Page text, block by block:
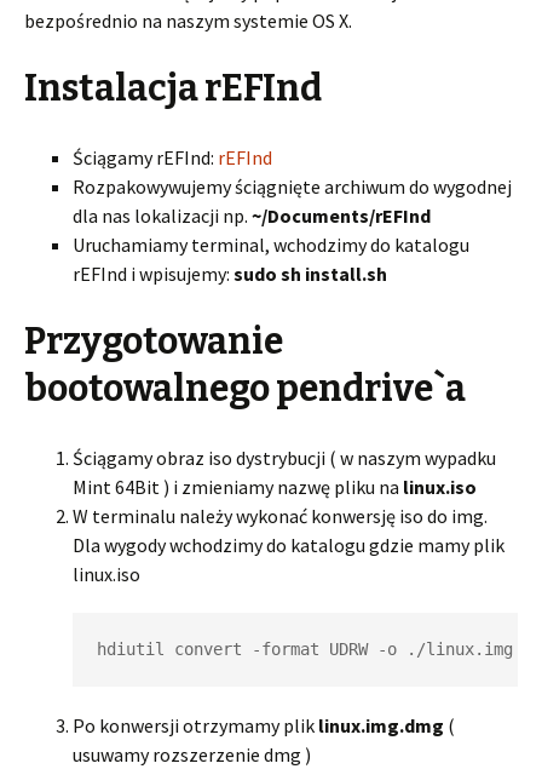
bezpośrednio na naszym systemie OS X.
Instalacja rEFInd
Ściągamy rEFInd: rEFInd
Rozpakowywujemy ściągnięte archiwum do wygodnej
dla nas lokalizacji np. ~/Documents/rEFInd
Uruchamiamy terminal, wchodzimy do katalogu
rEFInd i wpisujemy: sudo sh install.sh
Przygotowanie
bootowalnego pendrive`a
Ściągamy obraz iso dystrybucji ( w naszym wypadku
Mint 64Bit ) i zmieniamy nazwę pliku na linux.iso
W terminalu należy wykonać konwersję iso do img.
Dla wygody wchodzimy do katalogu gdzie mamy plik
linux.iso
hdiutil convert -format UDRW -o ./linux.img
Po konwersji otrzymamy plik linux.img.dmg (
usuwamy rozszerzenie dmg )